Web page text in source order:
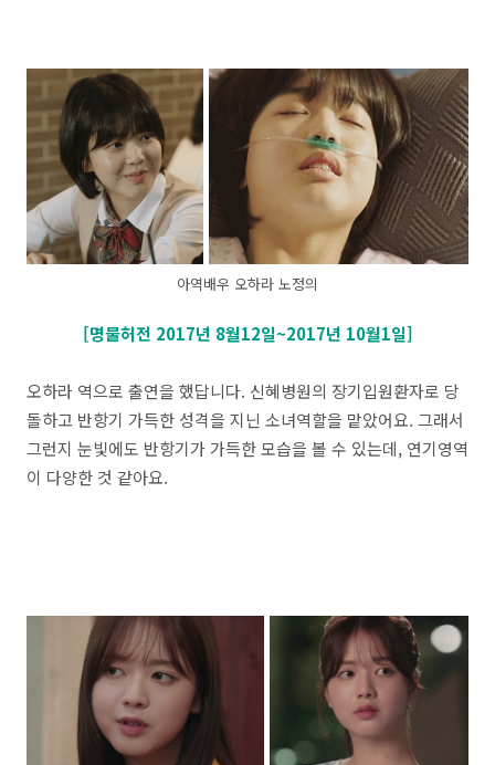
아역배우 오하라 노정의
[명물허전 2017년 8월12일~2017년 10월1일]
오하라 역으로 출연을 했답니다. 신혜병원의 장기입원환자로 당
돌하고 반항기 가득한 성격을 지닌 소녀역할을 맡았어요. 그래서
그런지 눈빛에도 반항기가 가득한 모습을 볼 수 있는데, 연기영역
이 다양한 것 같아요.